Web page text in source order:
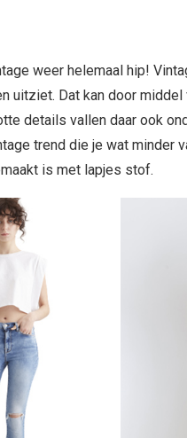
weer helemaal hip!
uitziet. Dat kan door
details vallen daar ook
trend die je wat minder
is met lapjes stof.